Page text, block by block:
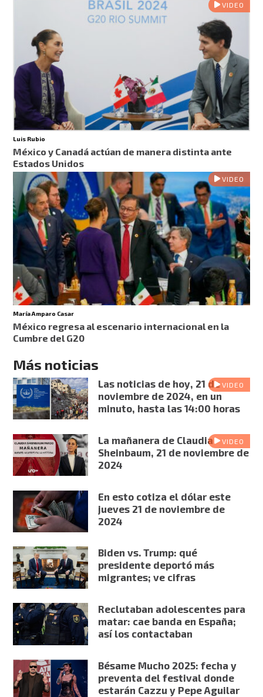
VIDEO
Luis Rubio
México y Canadá actúan de manera distinta ante
Estados Unidos
VIDEO
María Amparo Casar
México regresa al escenario internacional en la
Cumbre del G20
Más noticias
VIDEO
Las noticias de hoy, 21 de
noviembre de 2024, en un
minuto, hasta las 14:00 horas
VIDEO
La mañanera de Claudia
Sheinbaum, 21 de noviembre de
2024
En esto cotiza el dólar este
jueves 21 de noviembre de
2024
Biden vs. Trump: qué
presidente deportó más
migrantes; ve cifras
Reclutaban adolescentes para
matar: cae banda en España;
así los contactaban
Bésame Mucho 2025: fecha y
preventa del festival donde
estarán Cazzu y Pepe Aguilar